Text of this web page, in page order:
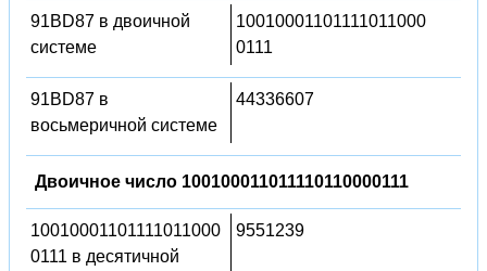
91BD87 в двоичной
системе
10010001101111011000
0111
91BD87 в
восьмеричной системе
44336607
Двоичное число 100100011011110110000111
10010001101111011000
0111 в десятичной
9551239